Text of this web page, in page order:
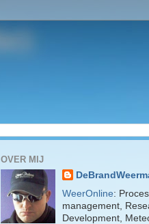
OVER MIJ
WeerOnline: Proces
management,
Development,